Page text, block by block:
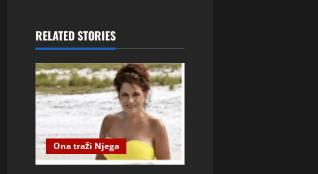
RELATED STORIES
Ona traži Njega